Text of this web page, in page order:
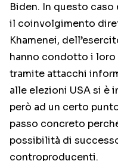
Biden. In questo
il coinvolgimento
Khamenei,
hanno condotto i
tramite attacchi
alle elezioni USA si è
però ad un certo
passo concreto
possibilità di
controproducenti.